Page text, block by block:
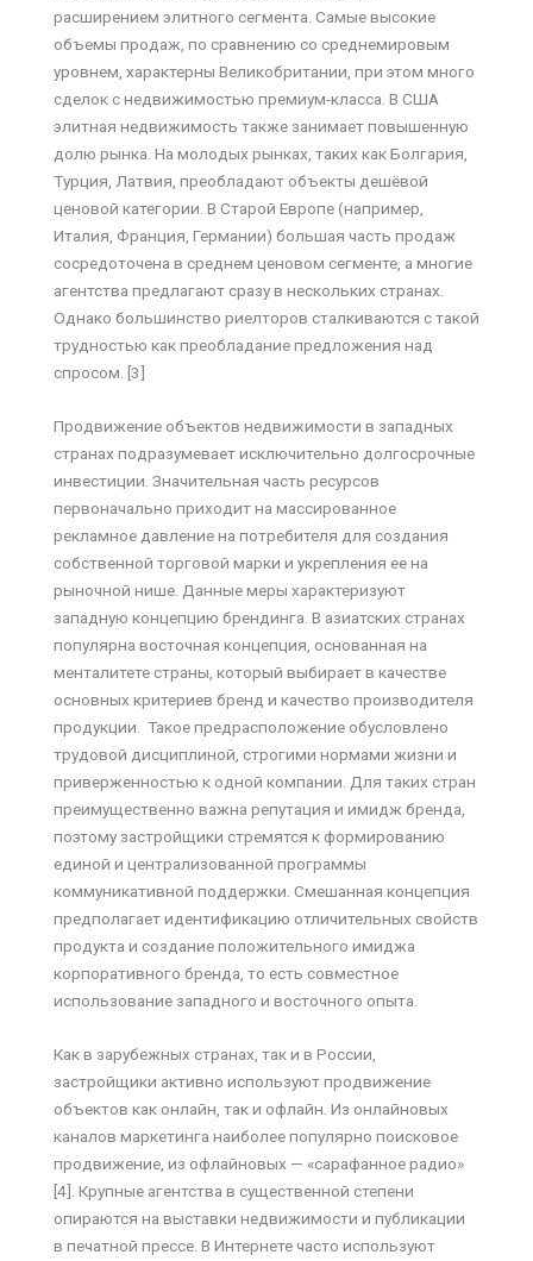
расширением элитного сегмента. Самые высокие
объемы продаж, по сравнению со среднемировым
уровнем, характерны Великобритании, при этом много
сделок с недвижимостью премиум-класса. В США
элитная недвижимость также занимает повышенную
долю рынка. На молодых рынках, таких как Болгария,
Турция, Латвия, преобладают объекты дешёвой
ценовой категории. В Старой Европе (например,
Италия, Франция, Германии) большая часть продаж
сосредоточена в среднем ценовом сегменте, а многие
агентства предлагают сразу в нескольких странах.
Однако большинство риелторов сталкиваются с такой
трудностью как преобладание предложения над
спросом. [3]
Продвижение объектов недвижимости в западных
странах подразумевает исключительно долгосрочные
инвестиции. Значительная часть ресурсов
первоначально приходит на массированное
рекламное давление на потребителя для создания
собственной торговой марки и укрепления ее на
рыночной нише. Данные меры характеризуют
западную концепцию брендинга. В азиатских странах
популярна восточная концепция, основанная на
менталитете страны, который выбирает в качестве
основных критериев бренд и качество производителя
продукции. Такое предрасположение обусловлено
трудовой дисциплиной, строгими нормами жизни и
приверженностью к одной компании. Для таких стран
преимущественно важна репутация и имидж бренда,
поэтому застройщики стремятся к формированию
единой и централизованной программы
коммуникативной поддержки. Смешанная концепция
предполагает идентификацию отличительных свойств
продукта и создание положительного имиджа
корпоративного бренда, то есть совместное
использование западного и восточного опыта.
Как в зарубежных странах, так и в России,
застройщики активно используют продвижение
объектов как онлайн, так и офлайн. Из онлайновых
каналов маркетинга наиболее популярно поисковое
продвижение, из офлайновых — «сарафанное радио»
[4]. Крупные агентства в существенной степени
опираются на выставки недвижимости и публикации
в печатной прессе. В Интернете часто используют